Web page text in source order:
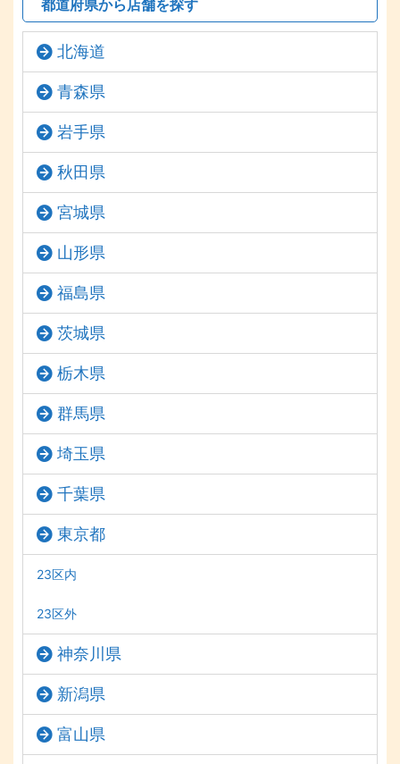
都道府県から店舗を探す
北海道
青森県
岩手県
秋田県
宮城県
山形県
福島県
茨城県
栃木県
群馬県
埼玉県
千葉県
東京都
23区内
23区外
神奈川県
新潟県
富山県